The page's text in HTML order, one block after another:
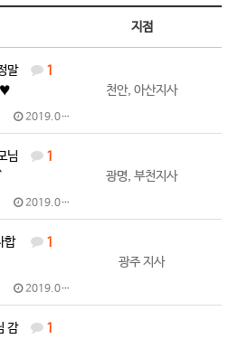
지점
1
말
♥
2019.04.09
천안, 아산지사
1
님
2019.04.03
광명, 부천지사
1
합
2019.04.01
광주 지사
1
감